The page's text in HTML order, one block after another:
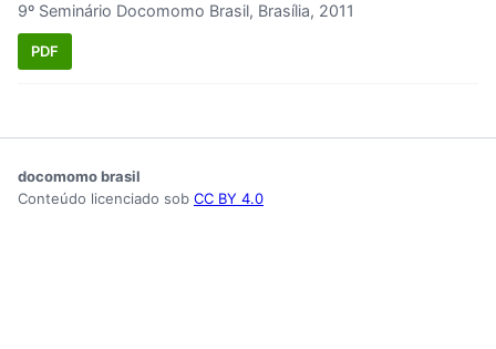
9º Seminário Docomomo Brasil, Brasília, 2011
PDF
docomomo brasil
Conteúdo licenciado sob CC BY 4.0